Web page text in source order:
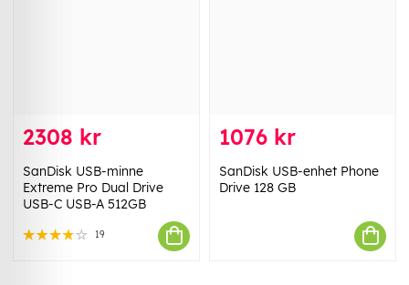
2308 kr
SanDisk USB-minne
Extreme Pro Dual Drive
USB-C USB-A 512GB
19
1076 kr
SanDisk USB-enhet Phone
Drive 128 GB